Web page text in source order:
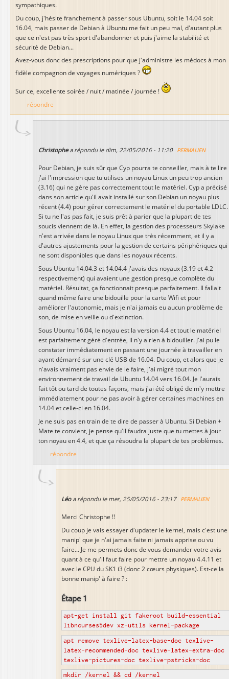
sympathiques.
Du coup, j'hésite franchement à passer sous Ubuntu, soit le 14.04 soit
16.04, mais passer de Debian à Ubuntu me fait un peu mal, d'autant plus
que ce n'est pas très sport d'abandonner et puis j'aime la stabilité et
sécurité de Debian...
Avez-vous donc des prescriptions pour que j'administre les médocs à mon
fidèle compagnon de voyages numériques ?
Sur ce, excellente soirée / nuit / matinée / journée !
répondre
Christophea répondu le dim, 22/05/2016 - 11:20 PERMALIEN
Pour Debian, je suis sûr que Cyp pourra te conseiller, mais à te lire
j'ai l'impression que tu utilises un noyau Linux un peu trop ancien
(3.16) qui ne gère pas correctement tout le matériel. Cyp a précisé
dans son article qu'il avait installé sur son Debian un noyau plus
récent (4.4) pour gérer correctement le matériel du portable LDLC.
Si tu ne l'as pas fait, je suis prêt à parier que la plupart de tes
soucis viennent de là. En effet, la gestion des processeurs Skylake
n'est arrivée dans le noyau Linux que très récemment, et il y a
d'autres ajustements pour la gestion de certains périphériques qui
ne sont disponibles que dans les noyaux récents.
Sous Ubuntu 14.04.3 et 14.04.4 j'avais des noyaux (3.19 et 4.2
respectivement) qui avaient une gestion presque complète du
matériel. Résultat, ça fonctionnait presque parfaitement. Il fallait
quand même faire une bidouille pour la carte Wifi et pour
améliorer l'autonomie, mais je n'ai jamais eu aucun problème de
son, de mise en veille ou d'extinction.
Sous Ubuntu 16.04, le noyau est la version 4.4 et tout le matériel
est parfaitement géré d'entrée, il n'y a rien à bidouiller. J'ai pu le
constater immédiatement en passant une journée à travailler en
ayant démarré sur une clé USB de 16.04. Du coup, et alors que je
n'avais vraiment pas envie de le faire, j'ai migré tout mon
environnement de travail de Ubuntu 14.04 vers 16.04. Je l'aurais
fait tôt ou tard de toutes façons, mais j'ai été obligé de m'y mettre
immédiatement pour ne pas avoir à gérer certaines machines en
14.04 et celle-ci en 16.04.
Je ne suis pas en train de te dire de passer à Ubuntu. Si Debian +
Mate te convient, je pense qu'il faudra juste que tu mettes à jour
ton noyau en 4.4, et que ça résoudra la plupart de tes problèmes.
répondre
Léoa répondu le mer, 25/05/2016 - 23:17 PERMALIEN
Merci Christophe !!
Du coup je vais essayer d'updater le kernel, mais c'est une
manip' que je n'ai jamais faite ni jamais apprise ou vu
faire... Je me permets donc de vous demander votre avis
quant à ce qu'il faut faire pour mettre un noyau 4.4.11 et
avec le CPU du SK1 i3 (donc 2 cœurs physiques). Est-ce la
bonne manip' à faire ? :
Étape 1
apt-get install git fakeroot build-essential
libncurses5dev xz-utils kernel-package
apt remove texlive-latex-base-doc texlive-
latex-recommended-doc texlive-latex-extra-doc
texlive-pictures-doc texlive-pstricks-doc
mkdir /kernel && cd /kernel